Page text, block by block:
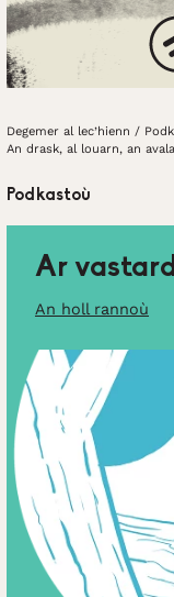
Degemer al lec’hienn /
An drask, al louarn, an
Podkastoù
Ar
An holl rannoù